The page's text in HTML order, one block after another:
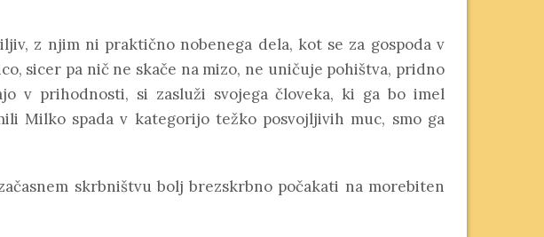
z njim ni praktično nobenega dela, kot se za gospoda v
sicer pa nič ne skače na mizo, ne uničuje pohištva, pridno
v prihodnosti, si zasluži svojega človeka, ki ga bo imel
Milko spada v kategorijo težko posvojljivih muc, smo ga
skrbništvu bolj brezskrbno počakati na morebiten